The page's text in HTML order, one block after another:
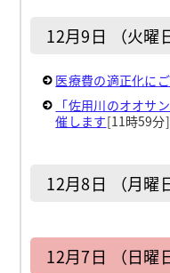
12月9日 （火曜
医療費の適正化に
「佐用川のオオサ
催します[11時59分]
12月8日 （月曜
12月7日 （日曜